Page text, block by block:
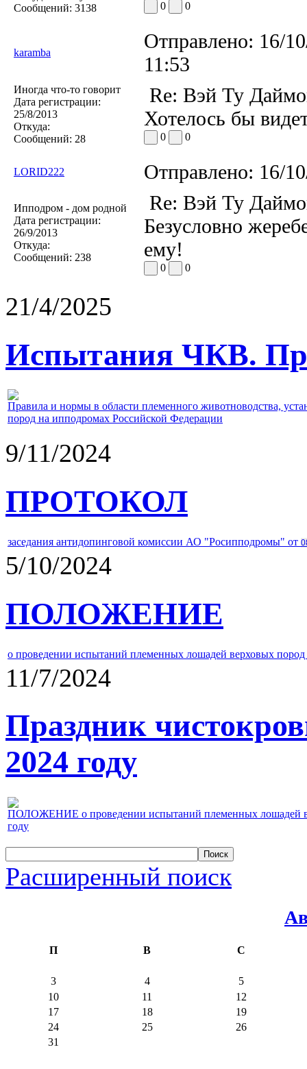
Сообщений: 3138 0 0
karamba
Отправлено: 16/
11:53
Иногда что-то говорит
Дата регистрации:
25/8/2013
Откуда:
Сообщений: 28
Re: Вэй Ту
Хотелось бы
0 0
LORID222 Отправлено: 16/
Ипподром - дом родной
Дата регистрации:
26/9/2013
Откуда:
Сообщений: 238
Re: Вэй Ту
Безусловно
ему!
0 0
21/4/2025
Испытания ЧКВ.
Правила и нормы в области племенного животноводства,
пород на ипподромах Российской Федерации
9/11/2024
ПРОТОКОЛ
заседания антидопинговой комиссии АО "Росипподромы" от
5/10/2024
ПОЛОЖЕНИЕ
о проведении испытаний племенных лошадей верховых
11/7/2024
Праздник
2024 году
ПОЛОЖЕНИЕ о проведении испытаний племенных лошадей
году
Расширенный поиск
П В С
3 4
5
10
11
12
17
18
19
24
25
26
31